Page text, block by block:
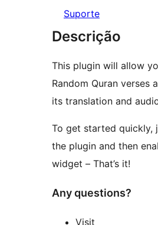
Suporte
Descrição
This plugin will allow
Random Quran verses
its translation and
To get started quickly,
the plugin and then
widget – That’s it!
Any questions?
Visit